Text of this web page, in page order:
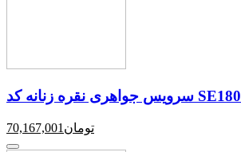
سرویس جواهری نقره زنانه کد SE180
70,167,001 تومان